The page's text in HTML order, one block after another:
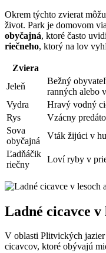
Okrem týchto zvierat
život. Park je domovom
obyčajná, ‍ktoré často
riečneho, ⁢ktorý na lov
Zviera
Jeleň
Bežný
ranných⁢ alebo
Vydra
Hravý vodný
Rys
Vzácny
Sova
obyčajná
Vták žijúci v⁤
Ľadňáčik
riečny
Loví ryby v
Ladné cicavce v
V oblasti Plitvických
cicavcov, ktoré obývajú